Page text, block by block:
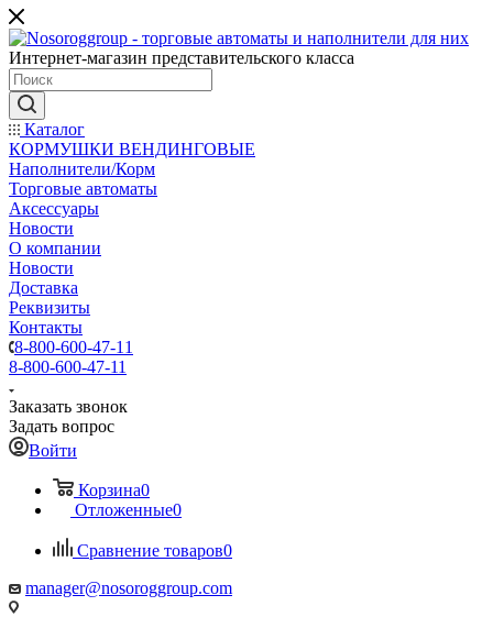
Интернет-магазин представительского класса
Каталог
КОРМУШКИ ВЕНДИНГОВЫЕ
Наполнители/Корм
Торговые автоматы
Аксессуары
Новости
О компании
Новости
Доставка
Реквизиты
Контакты
8-800-600-47-11
8-800-600-47-11
Заказать звонок
Задать вопрос
Войти
Корзина0
Отложенные0
Сравнение товаров0
manager@nosoroggroup.com